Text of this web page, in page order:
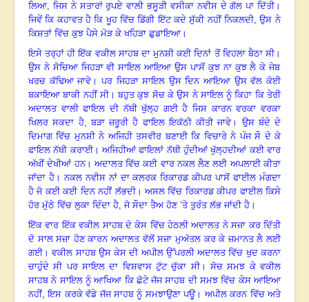
ਲਿਆ, ਜਿਸ ਨੇ ਸਤਾਰਾਂ ਰੁਪਏ ਵਾਲੀ ਭਸੂੜੀ ਵਸੀਕਾ ਨਵੀਸ ਦੇ ਗੱਲ ਪਾ ਦਿੱਤੀ।
ਜਿਵੇਂ ਕਿ ਕਹਾਵਤ ਹੈ ਕਿ ਖੂਹ ਵਿੱਚ ਡਿੱਗੀ ਇੱਟ ਕਦੇ ਸੁੱਕੀ ਨਹੀਂ ਨਿਕਲਦੀ, ਉਸ ਨੇ
ਕਿਸ਼ਤਾਂ ਵਿੱਚ ਕੁਝ ਪੈਸੇ ਮੋੜ ਕੇ ਖਹਿੜਾ ਛੁਡਾਇਆ।
ਇਸੇ ਤਰ੍ਹਾਂ ਹੀ ਇੱਕ ਵਕੀਲ ਸਾਹਬ ਦਾ ਮੁਨਸ਼ੀ ਕਈ ਦਿਨਾਂ ਤੋਂ ਵਿਹਲਾ ਬੈਠਾ ਸੀ।
ਉਸ ਨੇ ਸੋਚਿਆ ਜਿਹੜਾ ਵੀ ਸਾਇਲ ਆਇਆ ਉਸ ਪਾਸੋਂ ਕੁਝ ਨਾ ਕੁਝ ਲੈ ਕੇ ਜੇਬ
ਖਰਚ ਕੱਢਿਆ ਜਾਵੇ। ਪਰ ਜਿਹੜਾ ਸਾਇਲ ਉਸ ਦਿਨ ਆਇਆ ਉਸ ਵੱਲ ਕੋਈ
ਬਕਾਇਆ ਬਾਕੀ ਨਹੀਂ ਸੀ।ਬਹੁਤ ਕੁਝ ਸੋਚ ਕੇ ਉਸ ਨੇ ਸਾਇਲ ਨੂੰ ਕਿਹਾ ਕਿ ਤੇਰੀ
ਅਦਾਲਤ ਵਾਲੀ ਫਾਇਲ ਦੀ ਨੱਥੀ ਖੁੱਲ੍ਹ ਗਈ ਹੈ ਜਿਸ ਕਾਰਨ ਵਰਕਾ ਵਰਕਾ
ਖਿਲਰ ਸਕਦਾ ਹੈ, ਬੜਾ ਜ਼ਰੂਰੀ ਹੈ ਫਾਇਲ ਇਕੱਠੀ ਕੀਤੀ ਜਾਵੇ। ਉਸ ਬੰਦੇ ਦੇ
ਦਿਮਾਗ ਵਿੱਚ ਮੁਨਸ਼ੀ ਨੇ ਅਜਿਹੀ ਤਸਵੀਰ ਬਣਾਈ ਕਿ ਵਿਚਾਰੇ ਨੇ ਪੰਜ ਸੌ ਦੇ ਕੇ
ਫਾਇਲ ਨੱਥੀ ਕਰਾਈ।ਅਜਿਹੀਆਂ ਫਾਇਲਾਂ ਨੱਥੀ ਹੁੰਦੀਆਂ ਖੁੱਲ੍ਹਦੀਆਂ ਕਈ ਵਾਰ
ਅੱਖੀਂ ਦੇਖੀਆਂ ਹਨ। ਅਦਾਲਤ ਵਿੱਚ ਕਈ ਵਾਰ ਨਕਲ ਲੈਣ ਲਈ ਅਪਲਾਈ ਕੀਤਾ
ਜਾਂਦਾ ਹੈ। ਨਕਲ ਨਵੀਸ ਨਾਂ ਦਾ ਕਲਰਕ ਰਿਕਾਰਡ ਕੀਪਰ ਪਾਸੋਂ ਫਾਈਲ ਮੰਗਦਾ
ਹੈ ਜੋ ਕਈ ਕਈ ਦਿਨ ਨਹੀਂ ਲੱਭਦੀ। ਅਸਲ ਵਿੱਚ ਰਿਕਾਰਡ ਕੀਪਰ ਫਾਈਲ ਕਿਸੇ
ਹੋਰ ਮੁੱਠੇ ਵਿੱਚ ਲੁਕਾ ਦਿੰਦਾ ਹੈ, ਜੋ ਸੌਦਾ ਤੈਅ ਹੋਣ ’ਤੇ ਤੁਰੰਤ ਲੱਭ ਜਾਂਦੀ ਹੈ ।
ਇੱਕ ਵਾਰ ਇੱਕ ਵਕੀਲ ਸਾਹਬ ਦੇ ਕੇਸ ਵਿੱਚ ਹੇਠਲੀ ਅਦਾਲਤ ਨੇ ਸਜ਼ਾ ਕਰ ਦਿੱਤੀ
ਦੋ ਸਾਲ ਸਜ਼ਾ ਹੋਣ ਕਾਰਨ ਅਦਾਲਤ ਵੱਲੋਂ ਸਜ਼ਾ ਮੁਅੱਤਲ ਕਰ ਕੇ ਜ਼ਮਾਨਤ ਲੈ ਲਈ
ਗਈ।ਵਕੀਲ ਸਾਹਬ ਉਸ ਕੇਸ ਦੀ ਅਪੀਲ ਉੱਪਰਲੀ ਅਦਾਲਤ ਵਿੱਚ ਖੁਦ ਕਰਨਾ
ਚਾਹੁੰਦੇ ਸੀ ਪਰ ਸਾਇਲ ਦਾ ਵਿਸ਼ਵਾਸ ਟੁੱਟ ਚੁੱਕਾ ਸੀ। ਸੋਚ ਸਮਝ ਕੇ ਵਕੀਲ
ਸਾਹਬ ਨੇ ਸਾਇਲ ਨੂੰ ਆਖਿਆ ਕਿ ਛੋਟੇ ਜੱਜ ਸਾਹਬ ਦੀ ਸਮਝ ਵਿੱਚ ਕੇਸ ਆਇਆ
ਨਹੀਂ, ਇਸ ਕਰਕੇ ਵੱਡੇ ਜੱਜ ਸਾਹਬ ਨੂੰ ਸਮਝਾਉਣਾ ਪਊ। ਅਪੀਲ ਕਰਨ ਵਿੱਚ ਅਤੇ